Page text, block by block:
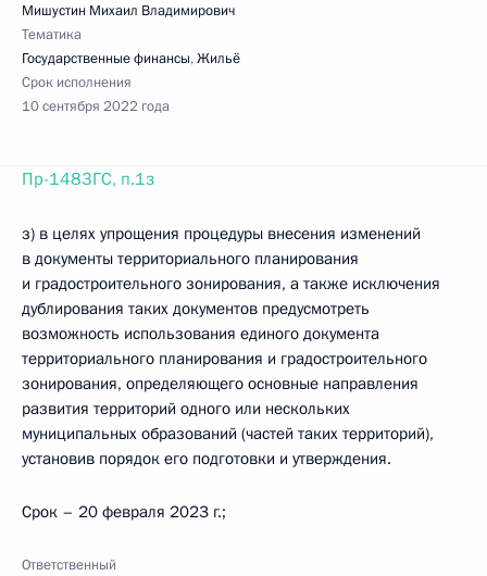
Мишустин Михаил Владимирович
Тематика
Государственные финансы,Жильё
Срок исполнения
10 сентября 2022 года
Пр-1483ГС, п.1з
з) в целях упрощения процедуры внесения изменений
в документы территориального планирования
и градостроительного зонирования, а также исключения
дублирования таких документов предусмотреть
возможность использования единого документа
территориального планирования и градостроительного
зонирования, определяющего основные направления
развития территорий одного или нескольких
муниципальных образований (частей таких территорий),
установив порядок его подготовки и утверждения.
Срок – 20 февраля 2023 г.;
Ответственный